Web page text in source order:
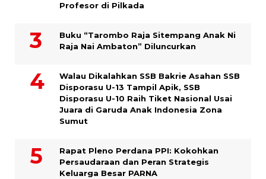
Profesor di Pilkada
Buku “Tarombo Raja Sitempang Anak Ni
Raja Nai Ambaton” Diluncurkan
Walau Dikalahkan SSB Bakrie Asahan SSB
Disporasu U-13 Tampil Apik, SSB
Disporasu U-10 Raih Tiket Nasional Usai
Juara di Garuda Anak Indonesia Zona
Sumut
Rapat Pleno Perdana PPI: Kokohkan
Persaudaraan dan Peran Strategis
Keluarga Besar PARNA